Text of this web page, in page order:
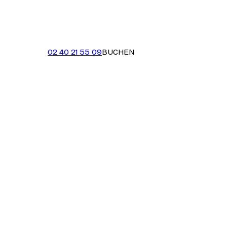
02 40 21 55 09BUCHEN